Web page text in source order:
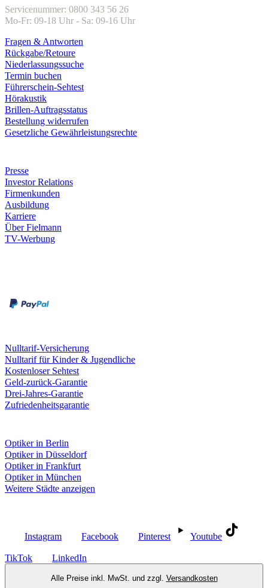
Servicenummer: 0800 343 56 26
Mo-Fr: 09-18 Uhr - Sa: 09-16 Uhr
Fragen & Antworten
Rückgabe/Retoure
Niederlassungssuche
Termin buchen
Führerschein-Sehtest
Hörakustik
Brillen-Auftragsstatus
Bestellung widerrufen
Gesetzliche Gewährleistungsrechte
Presse
Investor Relations
Firmenkunden
Ausbildung
Karriere
Über Fielmann
TV-Werbung
Nulltarif-Versicherung
Nulltarif für Kinder & Jugendliche
Kostenloser Sehtest
Geld-zurück-Garantie
Drei-Jahres-Garantie
Zufriedenheitsgarantie
Optiker in Berlin
Optiker in Düsseldorf
Optiker in Frankfurt
Optiker in München
Weitere Städte anzeigen
Instagram Facebook Pinterest Youtube
TikTok LinkedIn
Alle Preise inkl. MwSt. und zzgl. Versandkosten